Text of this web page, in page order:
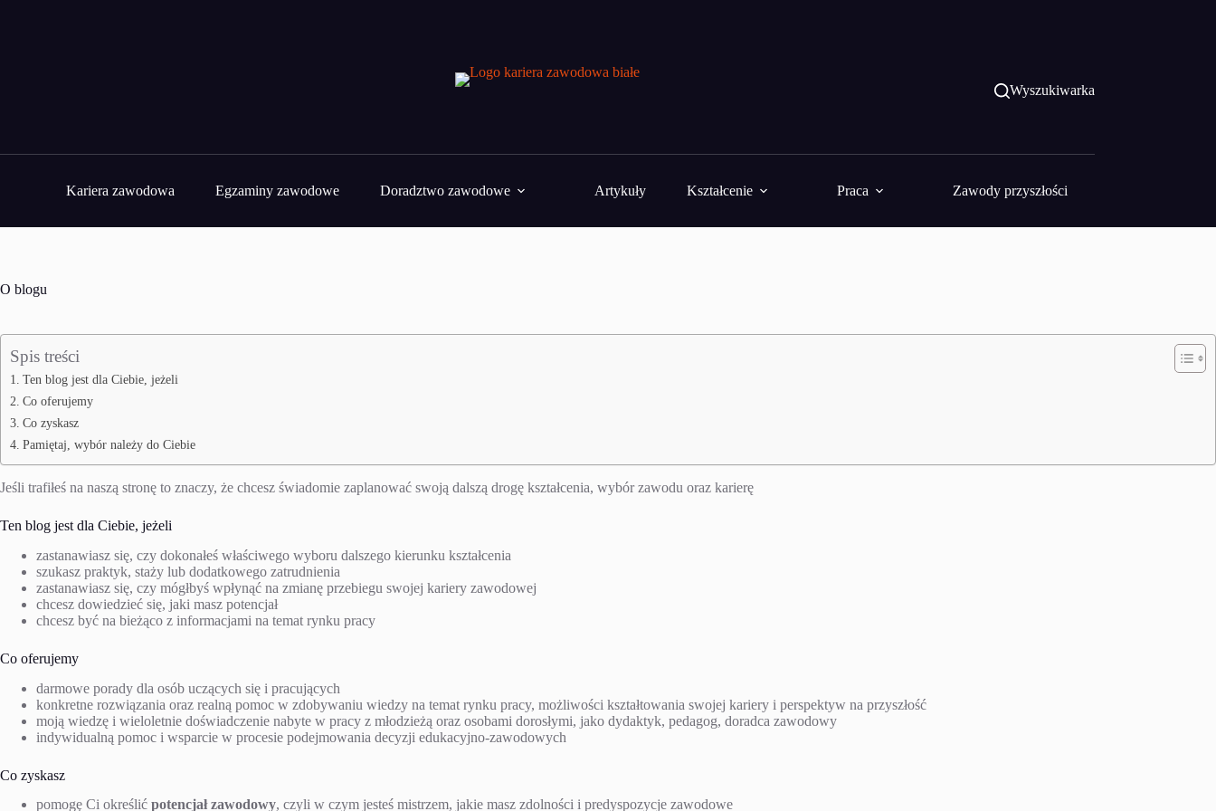
Wyszukiwarka
Kariera zawodowa Egzaminy zawodowe Doradztwo zawodowe Artykuły Kształcenie Praca Zawody przyszłości
O blogu
Spis treści
Ten blog jest dla Ciebie, jeżeli
Co oferujemy
Co zyskasz
Pamiętaj, wybór należy do Ciebie
Jeśli trafiłeś na naszą stronę to znaczy, że chcesz świadomie zaplanować swoją dalszą drogę kształcenia, wybór zawodu oraz karierę
Ten blog jest dla Ciebie, jeżeli
zastanawiasz się, czy dokonałeś właściwego wyboru dalszego kierunku kształcenia
szukasz praktyk, staży lub dodatkowego zatrudnienia
zastanawiasz się, czy mógłbyś wpłynąć na zmianę przebiegu swojej kariery zawodowej
chcesz dowiedzieć się, jaki masz potencjał
chcesz być na bieżąco z informacjami na temat rynku pracy
Co oferujemy
darmowe porady dla osób uczących się i pracujących
konkretne rozwiązania oraz realną pomoc w zdobywaniu wiedzy na temat rynku pracy, możliwości kształtowania swojej kariery i perspektyw na przyszłość
moją wiedzę i wieloletnie doświadczenie nabyte w pracy z młodzieżą oraz osobami dorosłymi, jako dydaktyk, pedagog, doradca zawodowy
indywidualną pomoc i wsparcie w procesie podejmowania decyzji edukacyjno-zawodowych
Co zyskasz
pomogę Ci określić potencjał zawodowy, czyli w czym jesteś mistrzem, jakie masz zdolności i predyspozycje zawodowe